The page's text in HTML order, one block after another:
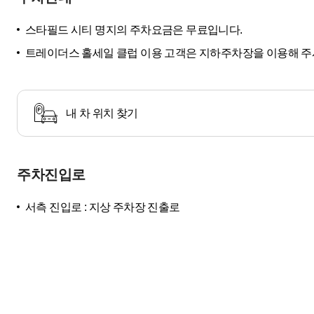
스타필드 시티 명지의 주차요금은 무료입니다.
트레이더스 홀세일 클럽 이용 고객은 지하주차장을 이용해
내 차 위치 찾기
주차진입로
서측 진입로 : 지상 주차장 진출로